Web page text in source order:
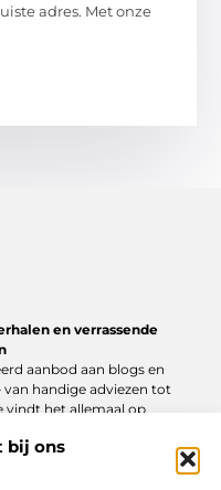
bij ons
adres. Met onze
en verrassende
aanbod aan blogs en
handige adviezen tot
vindt het allemaal op